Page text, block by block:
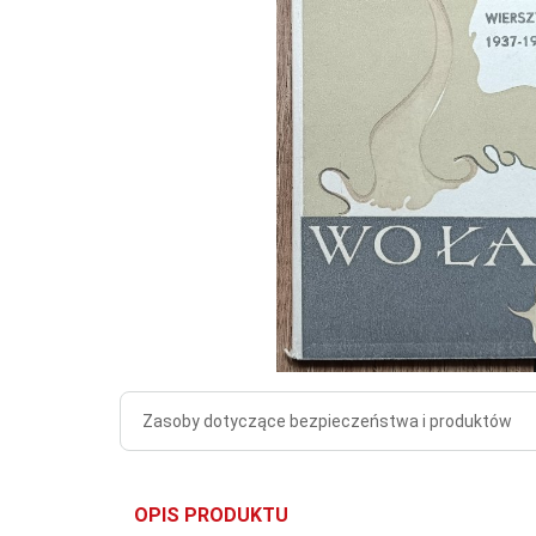
Zasoby dotyczące bezpieczeństwa i produktów
OPIS PRODUKTU